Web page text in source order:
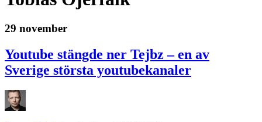
29 november
Youtube stängde ner Tejbz – en av
Sverige största youtubekanaler